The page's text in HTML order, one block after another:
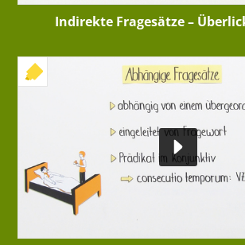
Indirekte Fragesätze –
+ INTERAKTIVE ÜBUNG